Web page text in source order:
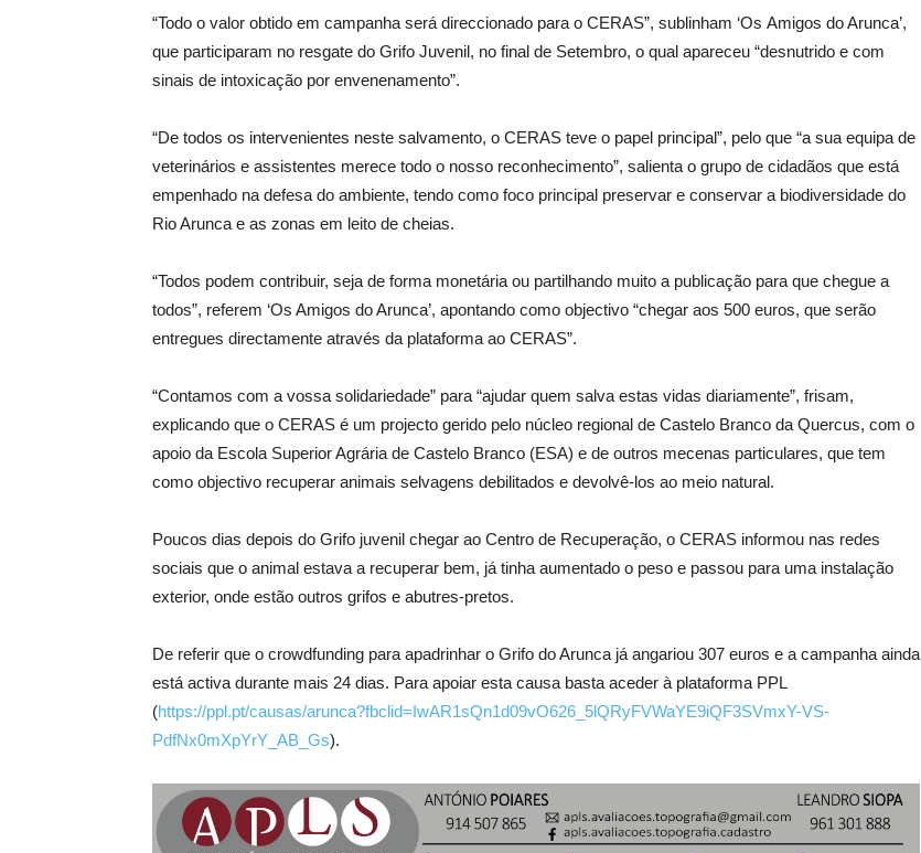
“Todo o valor obtido em campanha será direccionado para o CERAS”, sublinham ‘Os Amigos do Arunca’,
que participaram no resgate do Grifo Juvenil, no final de Setembro, o qual apareceu “desnutrido e com
sinais de intoxicação por envenenamento”.
“De todos os intervenientes neste salvamento, o CERAS teve o papel principal”, pelo que “a sua equipa de
veterinários e assistentes merece todo o nosso reconhecimento”, salienta o grupo de cidadãos que está
empenhado na defesa do ambiente, tendo como foco principal preservar e conservar a biodiversidade do
Rio Arunca e as zonas em leito de cheias.
“Todos podem contribuir, seja de forma monetária ou partilhando muito a publicação para que chegue a
todos”, referem ‘Os Amigos do Arunca’, apontando como objectivo “chegar aos 500 euros, que serão
entregues directamente através da plataforma ao CERAS”.
“Contamos com a vossa solidariedade” para “ajudar quem salva estas vidas diariamente”, frisam,
explicando que o CERAS é um projecto gerido pelo núcleo regional de Castelo Branco da Quercus, com o
apoio da Escola Superior Agrária de Castelo Branco (ESA) e de outros mecenas particulares, que tem
como objectivo recuperar animais selvagens debilitados e devolvê-los ao meio natural.
Poucos dias depois do Grifo juvenil chegar ao Centro de Recuperação, o CERAS informou nas redes
sociais que o animal estava a recuperar bem, já tinha aumentado o peso e passou para uma instalação
exterior, onde estão outros grifos e abutres-pretos.
De referir que o crowdfunding para apadrinhar o Grifo do Arunca já angariou 307 euros e a campanha ainda
está activa durante mais 24 dias. Para apoiar esta causa basta aceder à plataforma PPL
(https://ppl.pt/causas/arunca?fbclid=IwAR1sQn1d09vO626_5lQRyFVWaYE9iQF3SVmxY-VS-
PdfNx0mXpYrY_AB_Gs).